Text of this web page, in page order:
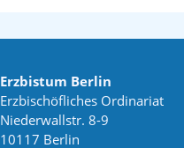
Erzbistum Berlin
Erzbischöfliches Ordinariat
Niederwallstr. 8-9
10117 Berlin